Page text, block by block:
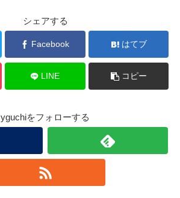
シェアする
Facebook はてブ
LINE コピー
yguchiをフォローする